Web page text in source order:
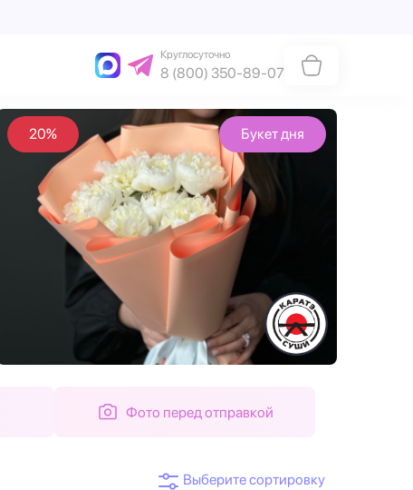
Круглосуточно
8 (800) 350-89-07
20% Букет дня
Фото перед отправкой